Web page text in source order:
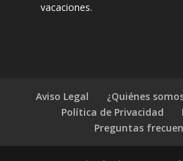
vacaciones.
Aviso Legal ¿Quiénes
Política de Privacidad
Preguntas